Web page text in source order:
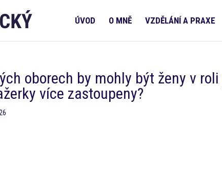
ÚVOD O MNĚ VZDĚLÁNÍ A PRAXE
oborech by mohly být ženy v
více zastoupeny?